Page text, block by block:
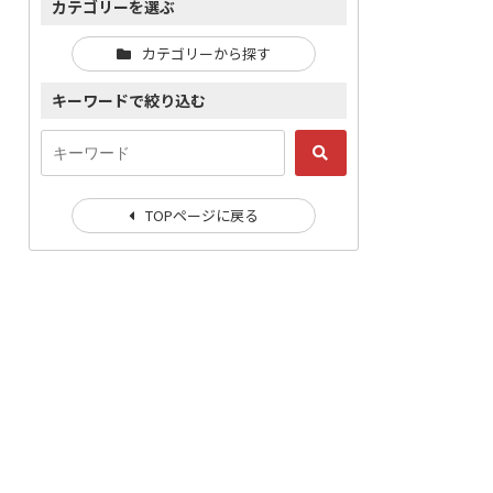
カテゴリーを選ぶ
カテゴリーから探す
キーワードで絞り込む
TOPページに戻る